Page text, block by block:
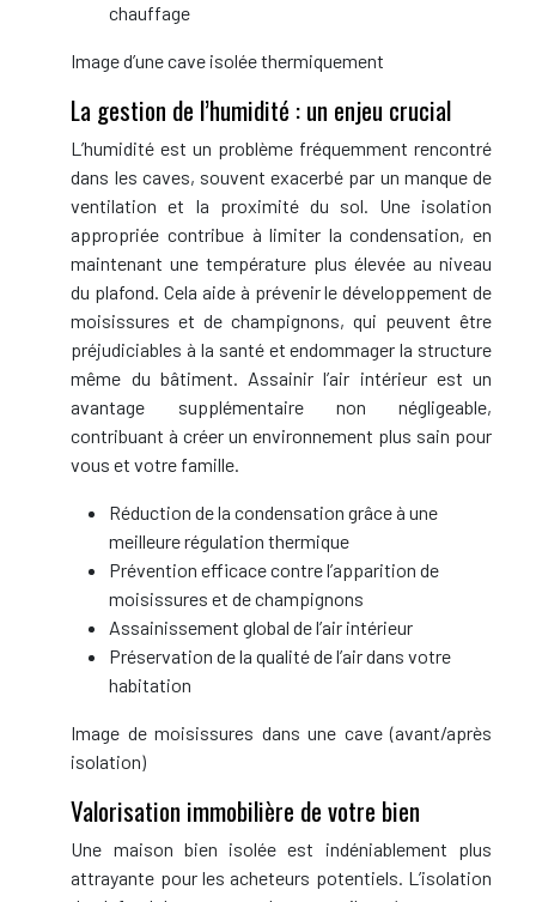
chauffage
Image d’une cave isolée thermiquement
La gestion de l’humidité : un enjeu crucial
L’humidité est un problème fréquemment rencontré
dans les caves, souvent exacerbé par un manque de
ventilation et la proximité du sol. Une isolation
appropriée contribue à limiter la condensation, en
maintenant une température plus élevée au niveau
du plafond. Cela aide à prévenir le développement de
moisissures et de champignons, qui peuvent être
préjudiciables à la santé et endommager la structure
même du bâtiment. Assainir l’air intérieur est un
avantage supplémentaire non négligeable,
contribuant à créer un environnement plus sain pour
vous et votre famille.
Réduction de la condensation grâce à une
meilleure régulation thermique
Prévention efficace contre l’apparition de
moisissures et de champignons
Assainissement global de l’air intérieur
Préservation de la qualité de l’air dans votre
habitation
Image de moisissures dans une cave (avant/après
isolation)
Valorisation immobilière de votre bien
Une maison bien isolée est indéniablement plus
attrayante pour les acheteurs potentiels. L’isolation